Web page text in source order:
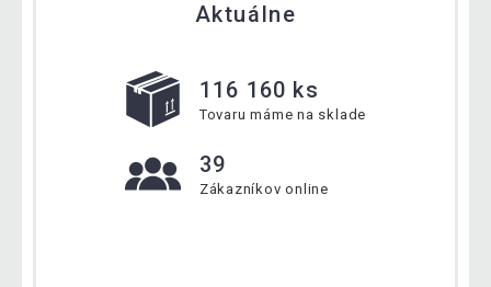
Aktuálne
116 160 ks
Tovaru máme na sklade
39
Zákazníkov online